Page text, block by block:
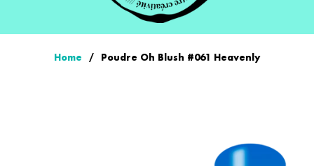
Home / Poudre Oh Blush #061 Heavenly